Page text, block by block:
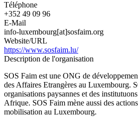
Téléphone
+352 49 09 96
E-Mail
info-luxembourg[at]sosfaim.org
Website/URL
https://www.sosfaim.lu/
Description de l'organisation
SOS Faim est une ONG de
des Affaires Etrangères au Luxembourg.
organisations paysannes et des
Afrique. SOS Faim mène aussi des
mobilisation au Luxembourg.